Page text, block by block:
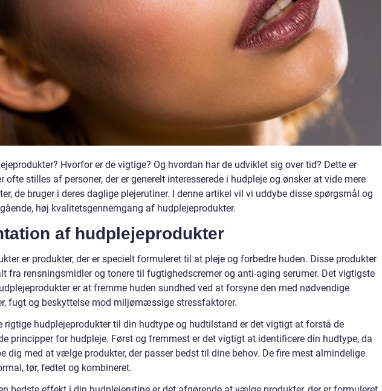
Hvorfor er de vigtige? Og hvordan har de udviklet sig over tid? Dette er
ofte stilles af personer, der er generelt interesserede i hudpleje og ønsker at vide mere
de bruger i deres daglige plejerutiner. I denne artikel vil vi uddybe disse spørgsmål og
høj kvalitetsgennemgang af hudplejeprodukter.
af hudplejeprodukter
er produkter, der er specielt formuleret til at pleje og forbedre huden. Disse produkter
fra rensningsmidler og tonere til fugtighedscremer og anti-aging serumer. Det vigtigste
er at fremme huden sundhed ved at forsyne den med nødvendige
fugt og beskyttelse mod miljømæssige stressfaktorer.
rigtige hudplejeprodukter til din hudtype og hudtilstand er det vigtigt at forstå de
principper for hudpleje. Først og fremmest er det vigtigt at identificere din hudtype, da
dig med at vælge produkter, der passer bedst til dine behov. De fire mest almindelige
tør, fedtet og kombineret.